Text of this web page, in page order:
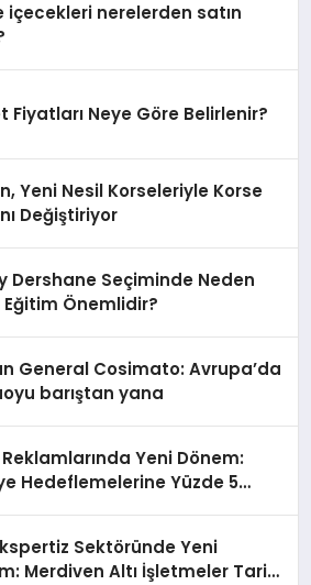
içecekleri nerelerden satın
Fiyatları Neye Göre Belirlenir?
Yeni Nesil Korseleriyle Korse
Değiştiriyor
Dershane Seçiminde Neden
Eğitim Önemlidir?
General Cosimato: Avrupa’da
barıştan yana
Yeni Dönem:
Hedeflemelerine Yüzde 5
Sektöründe Yeni
Merdiven Altı İşletmeler Tarih